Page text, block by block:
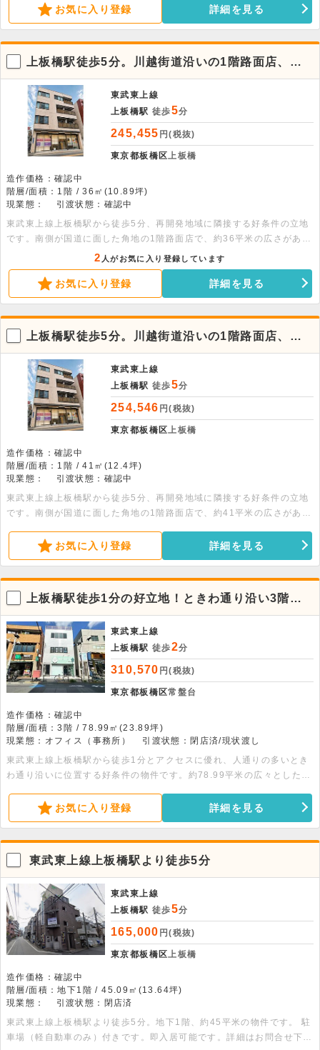
ましてはお問い合わせください。
お気に入り登録 詳細を見る
上板橋駅徒歩5分。川越街道沿いの1階路面店、視
認性良好な角地
東武東上線
上板橋駅 徒歩5分
245,455 円(税抜)
東京都板橋区上板橋
造作価格：確認中
階層/面積：1階 / 36㎡(10.89坪)
現業態：
引渡状態：確認中
東武東上線上板橋駅から徒歩5分、再開発地域に隣接する好条件の立地
です。南側が国道に面した角地の1階路面店で、約36平米の広さがあり
ます。人通りの多い大通り沿いで、多彩な業態のご相談が可能です。
2 人がお気に入り登録しています
お気に入り登録 詳細を見る
上板橋駅徒歩5分。川越街道沿いの1階路面店、視
認性良好な角地
東武東上線
上板橋駅 徒歩5分
254,546 円(税抜)
東京都板橋区上板橋
造作価格：確認中
階層/面積：1階 / 41㎡(12.4坪)
現業態：
引渡状態：確認中
東武東上線上板橋駅から徒歩5分、再開発地域に隣接する好条件の立地
です。南側が国道に面した角地の1階路面店で、約41平米の広さがあり
お気に入り登録 詳細を見る
上板橋駅徒歩1分の好立地！ときわ通り沿い3階貸
事務所・店舗
東武東上線
上板橋駅 徒歩2分
310,570 円(税抜)
東京都板橋区常盤台
造作価格：確認中
階層/面積：3階 / 78.99㎡(23.89坪)
現業態：オフィス（事務所）
引渡状態：閉店済/現状渡し
東武東上線上板橋駅から徒歩1分とアクセスに優れ、人通りの多いとき
わ通り沿いに位置する好条件の物件です。約78.99平米の広々とした空
す。周辺には商店街やスーパー、コンビニが充実しており、日々の業務
にも非常に便利な環境です。ぜひ、新たなビジネスの拠点としてご検討
お気に入り登録 詳細を見る
東武東上線上板橋駅より徒歩5分
東武東上線
上板橋駅 徒歩5分
165,000 円(税抜)
東京都板橋区上板橋
造作価格：確認中
階層/面積：地下1階 / 45.09㎡(13.64坪)
現業態：
引渡状態：閉店済
東武東上線上板橋駅より徒歩5分。地下1階、約45平米の物件です。 駐
車場（軽自動車のみ）付きです。即入居可能です。詳細はお問合せ下さ